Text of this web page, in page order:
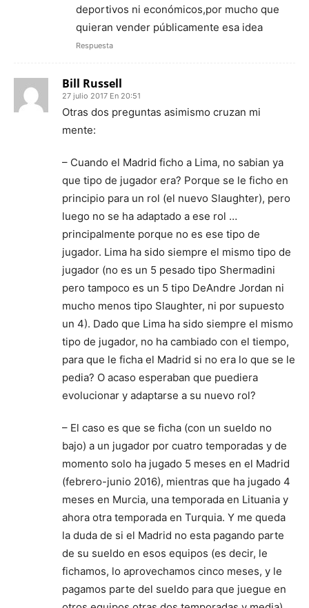
deportivos ni económicos,por mucho que
quieran vender públicamente esa idea
Respuesta
Bill Russell
27 julio 2017 En 20:51
Otras dos preguntas asimismo cruzan mi
mente:
– Cuando el Madrid ficho a Lima, no sabian ya
que tipo de jugador era? Porque se le ficho en
principio para un rol (el nuevo Slaughter), pero
luego no se ha adaptado a ese rol …
principalmente porque no es ese tipo de
jugador. Lima ha sido siempre el mismo tipo de
jugador (no es un 5 pesado tipo Shermadini
pero tampoco es un 5 tipo DeAndre Jordan ni
mucho menos tipo Slaughter, ni por supuesto
un 4). Dado que Lima ha sido siempre el mismo
tipo de jugador, no ha cambiado con el tiempo,
para que le ficha el Madrid si no era lo que se le
pedia? O acaso esperaban que puediera
evolucionar y adaptarse a su nuevo rol?
– El caso es que se ficha (con un sueldo no
bajo) a un jugador por cuatro temporadas y de
momento solo ha jugado 5 meses en el Madrid
(febrero-junio 2016), mientras que ha jugado 4
meses en Murcia, una temporada en Lituania y
ahora otra temporada en Turquia. Y me queda
la duda de si el Madrid no esta pagando parte
de su sueldo en esos equipos (es decir, le
fichamos, lo aprovechamos cinco meses, y le
pagamos parte del sueldo para que juegue en